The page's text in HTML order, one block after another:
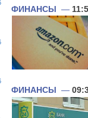
ФИНАНСЫ —
ФИНАНСЫ —